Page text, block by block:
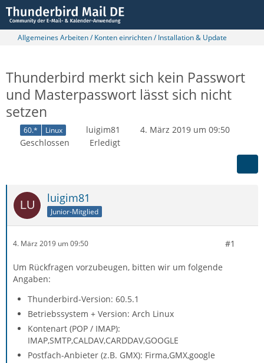
Allgemeines Arbeiten / Konten einrichten / Installation & Update
Thunderbird merkt sich kein Passwort
und Masterpasswort lässt sich nicht
setzen
60.* Linux luigim81
4. März 2019 um 09:50
Geschlossen
Erledigt
luigim81
Junior-Mitglied
4. März 2019 um 09:50 #1
Um Rückfragen vorzubeugen, bitten wir um folgende
Angaben:
Thunderbird-Version: 60.5.1
Betriebssystem + Version: Arch Linux
Kontenart (POP / IMAP):
IMAP,SMTP,CALDAV,CARDDAV,GOOGLE
Postfach-Anbieter (z.B. GMX): Firma,GMX,google